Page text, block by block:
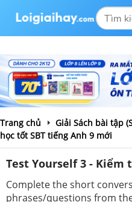
Trang chủ
Giải Sách bài tập
học tốt SBT tiếng Anh 9 mới
Test Yourself 3 - Kiểm
Complete the short
phrases/questions from